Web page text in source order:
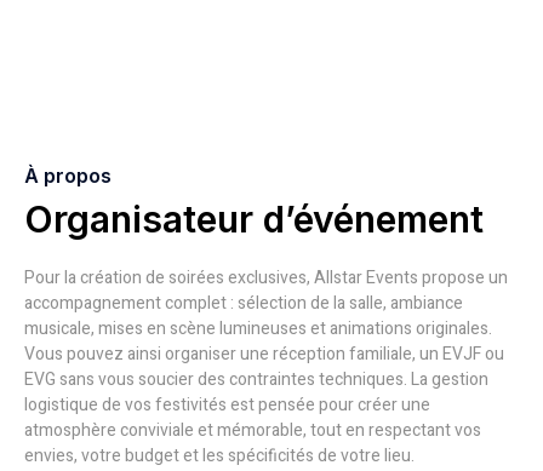
À propos
Organisateur d’événement
Pour la création de soirées exclusives, Allstar Events propose un
accompagnement complet : sélection de la salle, ambiance
musicale, mises en scène lumineuses et animations originales.
Vous pouvez ainsi organiser une réception familiale, un EVJF ou
EVG sans vous soucier des contraintes techniques. La gestion
logistique de vos festivités est pensée pour créer une
atmosphère conviviale et mémorable, tout en respectant vos
envies, votre budget et les spécificités de votre lieu.